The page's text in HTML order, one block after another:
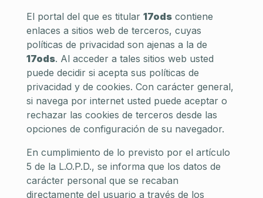
El portal del que es titular 17odscontiene
enlaces a sitios web de terceros, cuyas
políticas de privacidad son ajenas a la de
17ods. Al acceder a tales sitios web usted
puede decidir si acepta sus políticas de
privacidad y de cookies. Con carácter general,
si navega por internet usted puede aceptar o
rechazar las cookies de terceros desde las
opciones de configuración de su navegador.
En cumplimiento de lo previsto por el artículo
5 de la L.O.P.D., se informa que los datos de
carácter personal que se recaban
directamente del usuario a través de los